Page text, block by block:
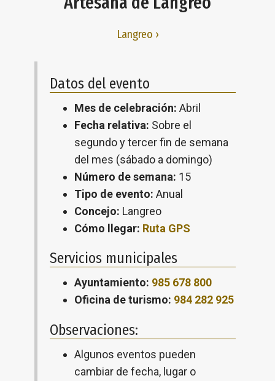
Langreo ›
Datos del evento
Mes de celebración: Abril
Fecha relativa: Sobre el
segundo y tercer fin de semana
del mes (sábado a domingo)
Número de semana: 15
Tipo de evento: Anual
Concejo: Langreo
Cómo llegar: Ruta GPS
Servicios municipales
Ayuntamiento: 985 678 800
Oficina de turismo: 984 282 925
Observaciones:
Algunos eventos pueden
cambiar de fecha, lugar o